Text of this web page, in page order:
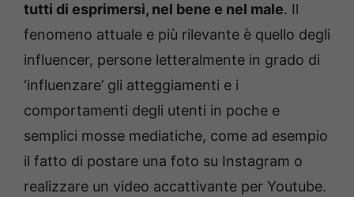
tutti di esprimersi, nel bene e nel male. Il
fenomeno attuale e più rilevante è quello degli
influencer, persone letteralmente in grado di
‘influenzare’ gli atteggiamenti e i
comportamenti degli utenti in poche e
semplici mosse mediatiche, come ad esempio
il fatto di postare una foto su Instagram o
realizzare un video accattivante per Youtube.